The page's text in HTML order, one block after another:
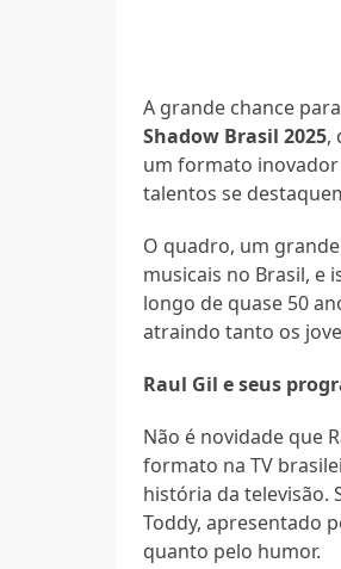
A grande chance
Shadow Brasil 2025,
um formato
talentos se
O quadro, um
musicais no Brasil, e
longo de quase 50
atraindo tanto os
Raul Gil e seus
Não é novidade que
formato na TV
história da televisão.
Toddy, apresentado
quanto pelo humor.